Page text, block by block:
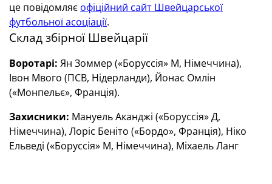
це повідомляє офіційний сайт Швейцарської
футбольної асоціації.
Склад збірної Швейцарії
Воротарі: Ян Зоммер («Боруссія» М, Німеччина),
Івон Мвого (ПСВ, Нідерланди), Йонас Омлін
(«Монпельє», Франція).
Захисники: Мануель Аканджі («Боруссія» Д,
Німеччина), Лоріс Беніто («Бордо», Франція), Ніко
Ельведі («Боруссія» М, Німеччина), Міхаель Ланг